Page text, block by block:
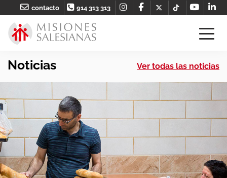
contacto 914 313 313
Noticias Ver todas las noticias